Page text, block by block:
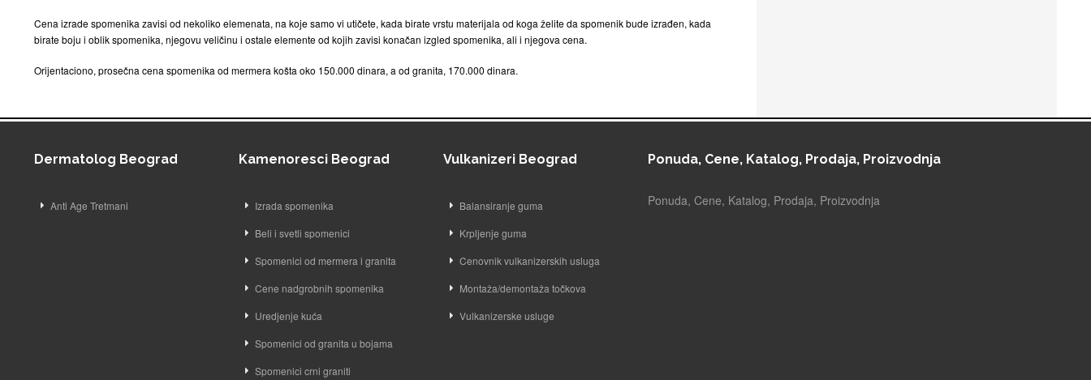
Cena izrade spomenika zavisi od nekoliko elemenata, na koje samo vi utičete, kada birate vrstu materijala od koga želite da spomenik bude izrađen, kada
birate boju i oblik spomenika, njegovu veličinu i ostale elemente od kojih zavisi konačan izgled spomenika, ali i njegova cena.
Orijentaciono, prosečna cena spomenika od mermera košta oko 150.000 dinara, a od granita, 170.000 dinara.
Dermatolog Beograd
Anti Age Tretmani
Kamenoresci Beograd
Izrada spomenika
Beli i svetli spomenici
Spomenici od mermera i granita
Cene nadgrobnih spomenika
Uredjenje kuća
Spomenici od granita u bojama
Spomenici crni graniti
Vulkanizeri Beograd
Balansiranje guma
Krpljenje guma
Cenovnik vulkanizerskih usluga
Montaža/demontaža točkova
Vulkanizerske usluge
Ponuda, Cene, Katalog, Prodaja, Proizvodnja
Ponuda, Cene, Katalog, Prodaja, Proizvodnja